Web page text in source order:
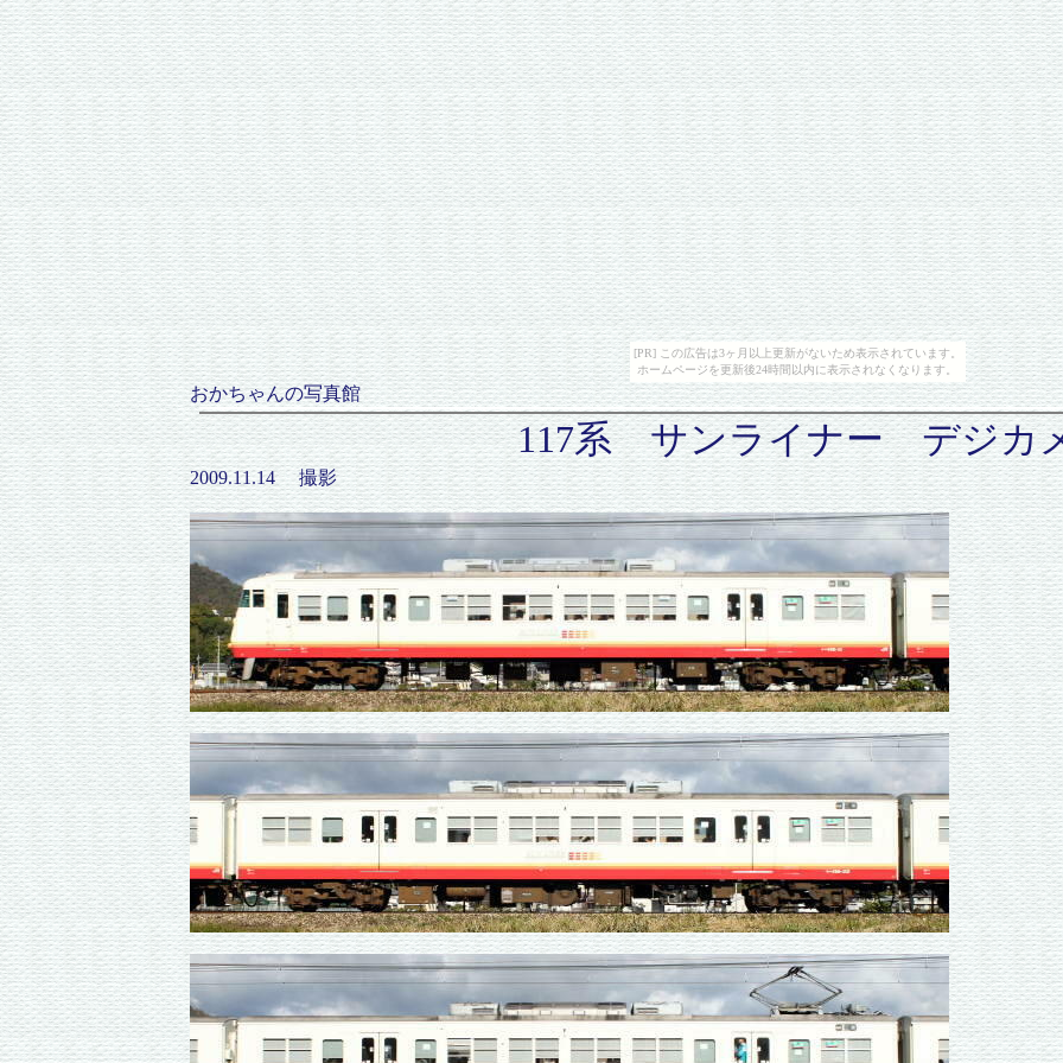
[PR] この広告は3ヶ月以上更新がないため表示されています。
ホームページを更新後24時間以内に表示されなくなります。
おかちゃんの写真館
117系 サンライナー デジカ
2009.11.14 撮影